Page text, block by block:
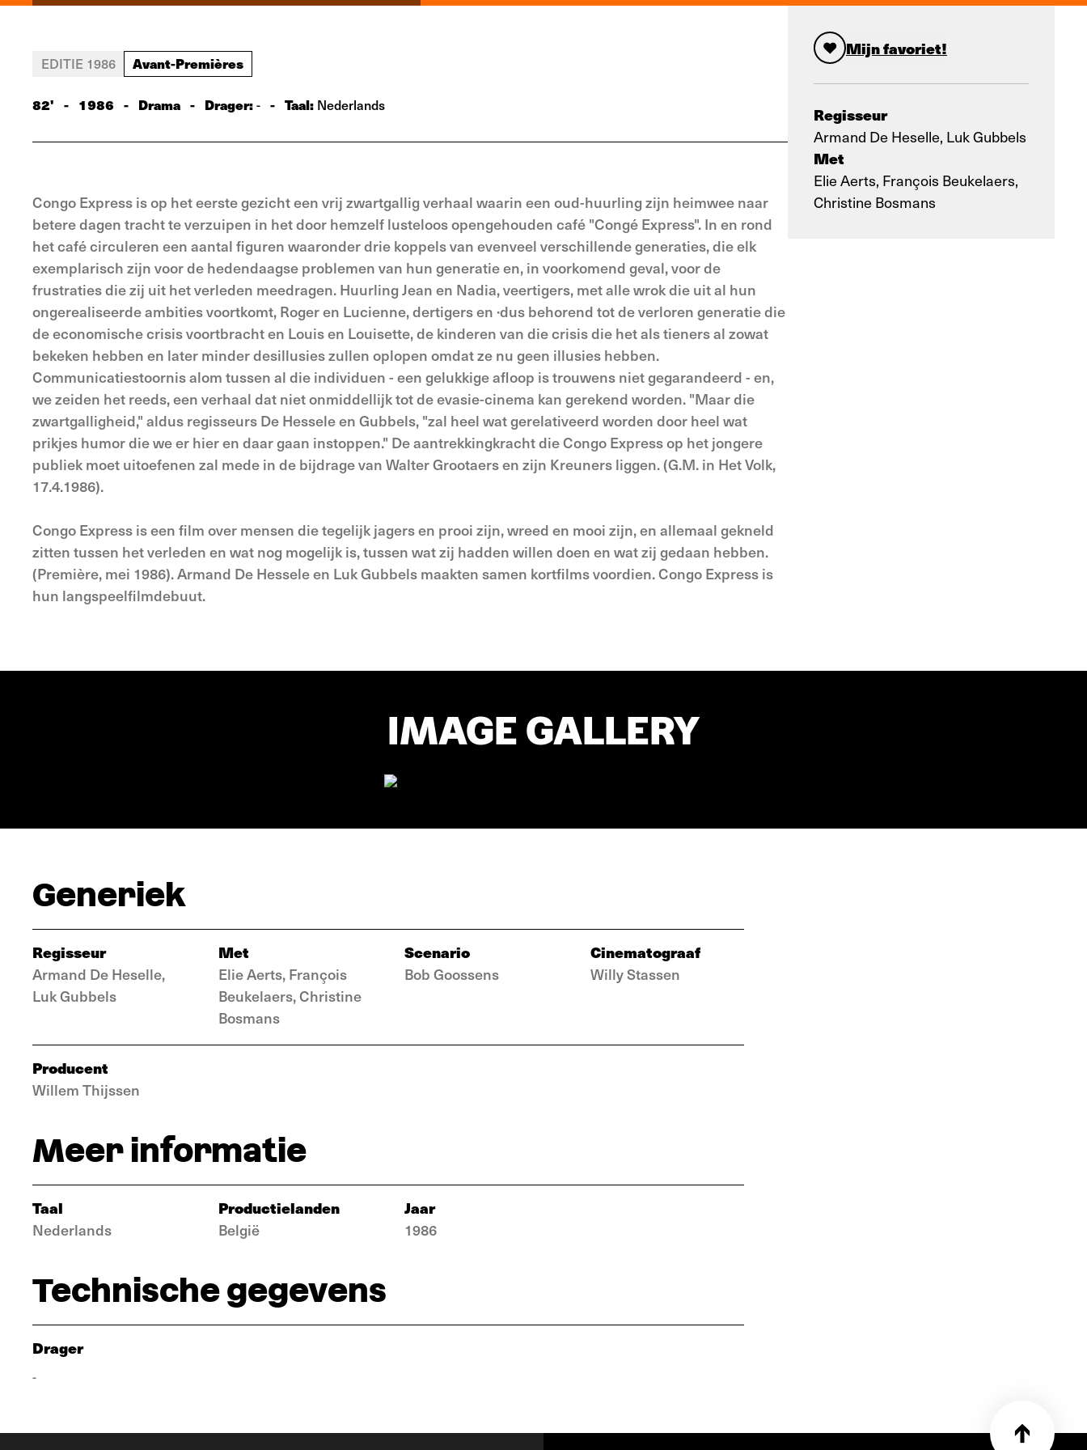
Mijn favoriet!
Regisseur
Armand De Heselle, Luk Gubbels
Met
Elie Aerts, François Beukelaers,
Christine Bosmans
EDITIE 1986 Avant-Premières
82' - 1986 - Drama - Drager:- - Taal: Nederlands
Congo Express is op het eerste gezicht een vrij zwartgallig verhaal waarin een oud-huurling zijn heimwee naar
betere dagen tracht te verzuipen in het door hemzelf lusteloos opengehouden café "Congé Express". In en rond
het café circuleren een aantal figuren waaronder drie koppels van evenveel verschillende generaties, die elk
exemplarisch zijn voor de hedendaagse problemen van hun generatie en, in voorkomend geval, voor de
frustraties die zij uit het verleden meedragen. Huurling Jean en Nadia, veertigers, met alle wrok die uit al hun
ongerealiseerde ambities voortkomt, Roger en Lucienne, dertigers en ·dus behorend tot de verloren generatie die
de economische crisis voortbracht en Louis en Louisette, de kinderen van die crisis die het als tieners al zowat
bekeken hebben en later minder desillusies zullen oplopen omdat ze nu geen illusies hebben.
Communicatiestoornis alom tussen al die individuen - een gelukkige afloop is trouwens niet gegarandeerd - en,
we zeiden het reeds, een verhaal dat niet onmiddellijk tot de evasie-cinema kan gerekend worden. "Maar die
zwartgalligheid," aldus regisseurs De Hessele en Gubbels, "zal heel wat gerelativeerd worden door heel wat
prikjes humor die we er hier en daar gaan instoppen." De aantrekkingkracht die Congo Express op het jongere
publiek moet uitoefenen zal mede in de bijdrage van Walter Grootaers en zijn Kreuners liggen. (G.M. in Het Volk,
17.4.1986).
Congo Express is een film over mensen die tegelijk jagers en prooi zijn, wreed en mooi zijn, en allemaal gekneld
zitten tussen het verleden en wat nog mogelijk is, tussen wat zij hadden willen doen en wat zij gedaan hebben.
(Première, mei 1986). Armand De Hessele en Luk Gubbels maakten samen kortfilms voordien. Congo Express is
hun langspeelfilmdebuut.
IMAGE GALLERY
Generiek
Regisseur
Armand De Heselle,
Luk Gubbels
Met
Elie Aerts, François
Beukelaers, Christine
Bosmans
Scenario
Bob Goossens
Cinematograaf
Willy Stassen
Producent
Willem Thijssen
Meer informatie
Taal
Nederlands
Productielanden
België
Jaar
1986
Technische gegevens
Drager
-